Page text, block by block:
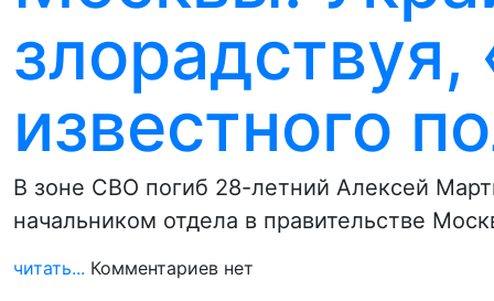
известного
В зоне СВО погиб 28-летний Алексей
начальником отдела в правительстве
читать... Комментариев нет